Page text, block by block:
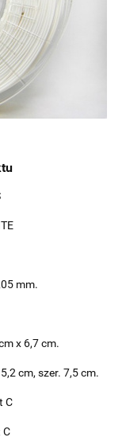
mm.
x 6,7 cm.
cm, szer. 7,5 cm.
C
C